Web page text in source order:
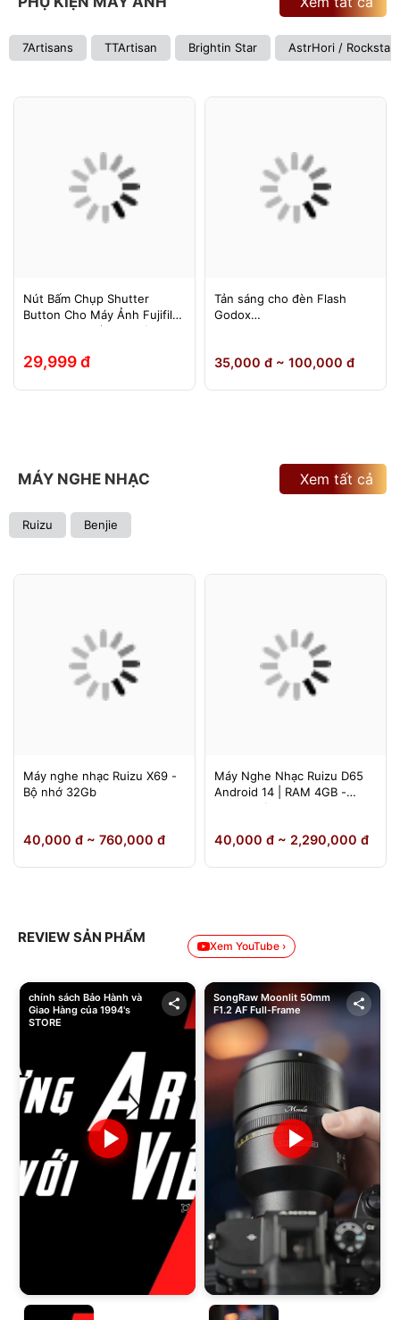
7Artisans TTArtisan Brightin Star AstrHori / Rockstar
Nút Bấm Chụp Shutter
Button Cho Máy Ảnh Fujifilm
Leica Contax (Ren Xoáy)
29,999 đ
Tản sáng cho đèn Flash
Godox
860III, Yongnuo 560II/565EX,
35,000 đ ~ 100,000 đ
MÁY NGHE NHẠC
Ruizu Benjie
Xem tất cả
Máy nghe nhạc Ruizu X69 -
Bộ nhớ 32Gb
40,000 đ ~ 760,000 đ
Máy Nghe Nhạc Ruizu D65
Android 14 | RAM 4GB -
64GB Chính Hãng
40,000 đ ~ 2,290,000 đ
REVIEW SẢN PHẨM
Xem YouTube ›
chính sách Bảo Hành và
Giao Hàng của 1994's
STORE
SongRaw Moonlit 50mm
F1.2 AF Full-Frame